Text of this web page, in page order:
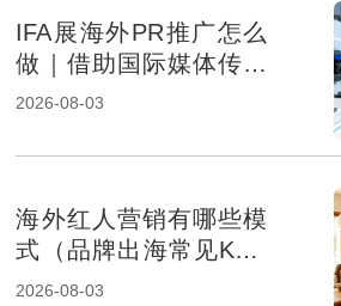
IFA展海外PR推广怎么
做｜借助国际媒体传播
提升消费电子品牌影响
2026-08-03
海外红人营销有哪些模
式（品牌出海常见KOL
合作方式解析）
2026-08-03